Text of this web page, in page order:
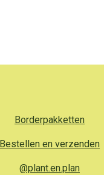
Borderpakketten
Bestellen en verzenden
@plant.en.plan